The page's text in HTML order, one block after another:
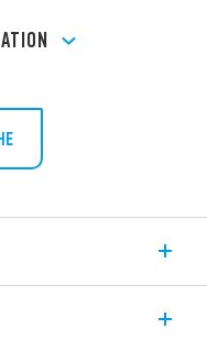
Schließer + 2 Öffner, 4